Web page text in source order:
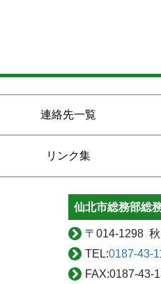
連絡先一覧
リンク集
仙北市総務部総
〒 014-1298
TEL:0187-43-
FAX:0187-43-